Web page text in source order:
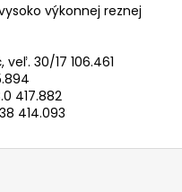
výkonnej reznej
30/17 106.461
417.882
414.093